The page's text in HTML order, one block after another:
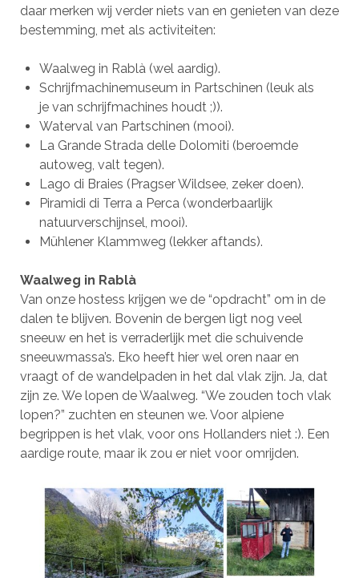
daar merken wij verder niets van en genieten van deze
bestemming, met als activiteiten:
Waalweg in Rablà (wel aardig).
Schrijfmachinemuseum in Partschinen (leuk als
je van schrijfmachines houdt ;)).
Waterval van Partschinen (mooi).
La Grande Strada delle Dolomiti (beroemde
autoweg, valt tegen).
Lago di Braies (Pragser Wildsee, zeker doen).
Piramidi di Terra a Perca (wonderbaarlijk
natuurverschijnsel, mooi).
Mühlener Klammweg (lekker aftands).
Waalweg in Rablà
Van onze hostess krijgen we de “opdracht” om in de
dalen te blijven. Bovenin de bergen ligt nog veel
sneeuw en het is verraderlijk met die schuivende
sneeuwmassa’s. Eko heeft hier wel oren naar en
vraagt of de wandelpaden in het dal vlak zijn. Ja, dat
zijn ze. We lopen de Waalweg. “We zouden toch vlak
lopen?” zuchten en steunen we. Voor alpiene
begrippen is het vlak, voor ons Hollanders niet :). Een
aardige route, maar ik zou er niet voor omrijden.